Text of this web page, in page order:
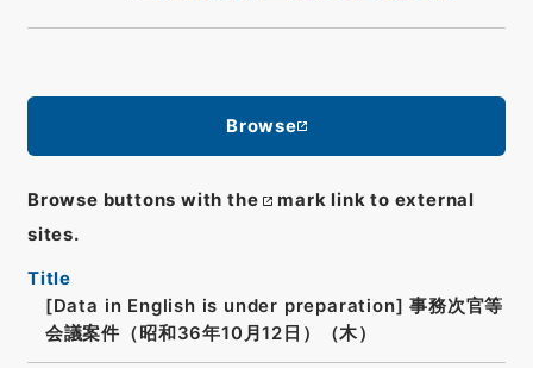
Browse
Browse buttons with the
mark link to external
sites.
Title
[Data in English is under preparation] 事務次官等
会議案件（昭和36年10月12日）（木）